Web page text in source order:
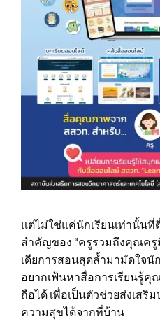
แต่ไม่ใช่แค่นักเรียนเท่านั้นที่
สำคัญของ “ครูรวมถึงคุณครู
เดียการสอนสุดล้ำมามัดใจนั
อยากเฟ้นหาสื่อการเรียนรู้คุ
ถือได้ เพื่อเป็นตัวช่วยส่งเสริ
ความสุขได้จากที่บ้าน